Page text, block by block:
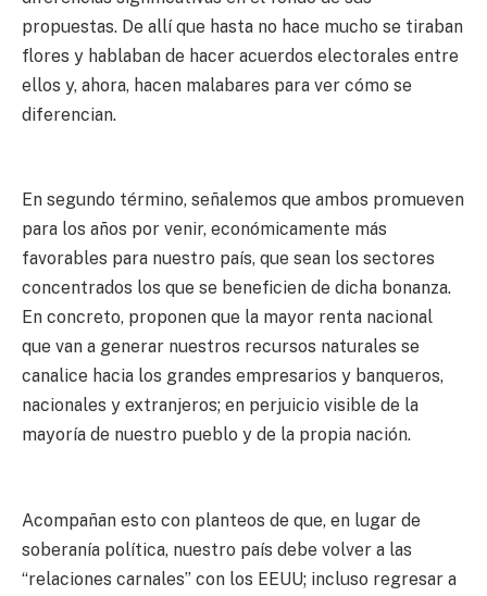
propuestas. De allí que hasta no hace mucho se tiraban
flores y hablaban de hacer acuerdos electorales entre
ellos y, ahora, hacen malabares para ver cómo se
diferencian.
En segundo término, señalemos que ambos promueven
para los años por venir, económicamente más
favorables para nuestro país, que sean los sectores
concentrados los que se beneficien de dicha bonanza.
En concreto, proponen que la mayor renta nacional
que van a generar nuestros recursos naturales se
canalice hacia los grandes empresarios y banqueros,
nacionales y extranjeros; en perjuicio visible de la
mayoría de nuestro pueblo y de la propia nación.
Acompañan esto con planteos de que, en lugar de
soberanía política, nuestro país debe volver a las
“relaciones carnales” con los EEUU; incluso regresar a